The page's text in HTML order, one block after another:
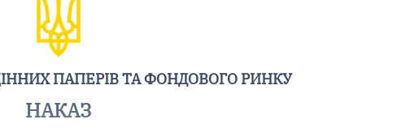
ПАПЕРІВ ТА ФОНДОВОГО РИНКУ
НАКАЗ